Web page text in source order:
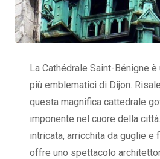
La Cathédrale Saint-Bénigne
più emblematici di Dijon.
questa magnifica cattedrale
imponente nel cuore della
intricata, arricchita da guglie e
offre uno spettacolo